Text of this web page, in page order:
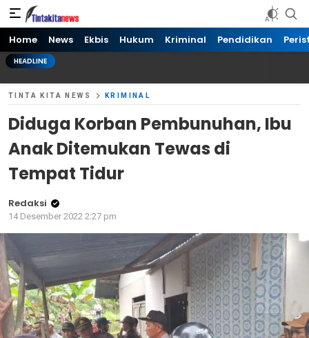
Tinta kita News
Informasi Terkini
Home News Ekbis Hukum Kriminal Pendidikan
HEADLINE
TINTA KITA NEWS KRIMINAL
Diduga Korban Pembunuhan, Ibu
Anak Ditemukan Tewas di
Tempat Tidur
Redaksi
14 Desember 2022 2:27 pm